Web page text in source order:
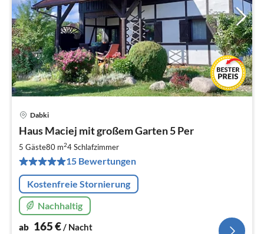
Dabki
Haus Maciej mit großem Garten 5 Per
5 Gäste80 m24Schlafzimmer
15 Bewertungen
Kostenfreie Stornierung
Nachhaltig
ab 165€/ Nacht